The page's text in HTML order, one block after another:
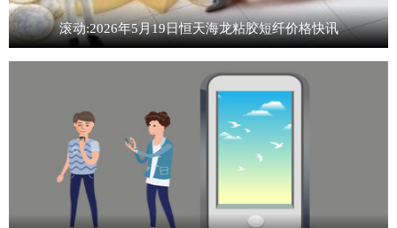
滚动:2026年5月19日恒天海龙粘胶短纤价格快讯